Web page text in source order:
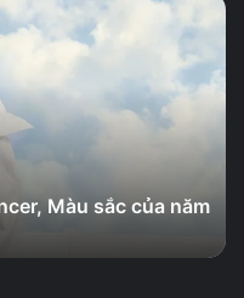
Màu sắc của năm